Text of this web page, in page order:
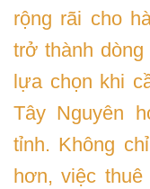
rộng rãi cho
trở thành
lựa chọn khi
Tây Nguyên
tỉnh. Không
hơn, việc